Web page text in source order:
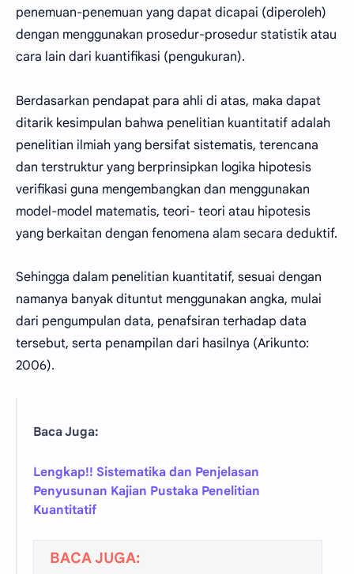
penemuan-penemuan yang dapat dicapai (diperoleh)
dengan menggunakan prosedur-prosedur statistik atau
cara lain dari kuantifikasi (pengukuran).
Berdasarkan pendapat para ahli di atas, maka dapat
ditarik kesimpulan bahwa penelitian kuantitatif adalah
penelitian ilmiah yang bersifat sistematis, terencana
dan terstruktur yang berprinsipkan logika hipotesis
verifikasi guna mengembangkan dan menggunakan
model-model matematis, teori- teori atau hipotesis
yang berkaitan dengan fenomena alam secara deduktif.
Sehingga dalam penelitian kuantitatif, sesuai dengan
namanya banyak dituntut menggunakan angka, mulai
dari pengumpulan data, penafsiran terhadap data
tersebut, serta penampilan dari hasilnya (Arikunto:
2006).
Baca Juga:
Lengkap!! Sistematika dan Penjelasan
Penyusunan Kajian Pustaka Penelitian
Kuantitatif
BACA JUGA: